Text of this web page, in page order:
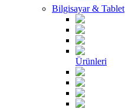
Bilgisayar & Tablet
Ürünleri